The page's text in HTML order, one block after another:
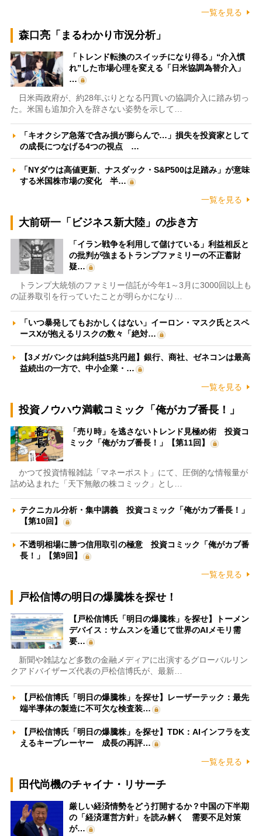
一覧を見る
森口亮「まるわかり市況分析」
「トレンド転換のスイッチになり得る」“介入慣
れ”した市場心理を変える「日米協調為替介入」
…
日米両政府が、約28年ぶりとなる円買いの協調介入に踏み切っ
た。米国も追加介入を辞さない姿勢を示して…
「キオクシア急落で含み損が膨らんで…」損失を投資家として
の成長につなげる4つの視点 …
「NYダウは高値更新、ナスダック・S&P500は足踏み」が意味
する米国株市場の変化 半…
一覧を見る
大前研一「ビジネス新大陸」の歩き方
「イラン戦争を利用して儲けている」利益相反と
の批判が強まるトランプファミリーの不正蓄財
疑…
トランプ大統領のファミリー信託が今年1～3月に3000回以上も
の証券取引を行っていたことが明らかになり…
「いつ暴発してもおかしくはない」イーロン・マスク氏とスペ
ースXが抱えるリスクの数々「絶対…
【3メガバンクは純利益5兆円超】銀行、商社、ゼネコンは最高
益続出の一方で、中小企業・…
一覧を見る
投資ノウハウ満載コミック「俺がカブ番長！」
「売り時」を逃さないトレンド見極め術 投資コ
ミック「俺がカブ番長！」【第11回】
かつて投資情報雑誌「マネーポスト」にて、圧倒的な情報量が
詰め込まれた「天下無敵の株コミック」とし…
テクニカル分析・集中講義 投資コミック「俺がカブ番長！」
【第10回】
不透明相場に勝つ信用取引の極意 投資コミック「俺がカブ番
長！」【第9回】
一覧を見る
戸松信博の明日の爆騰株を探せ！
【戸松信博氏「明日の爆騰株」を探せ】トーメン
デバイス：サムスンを通じて世界のAIメモリ需
要…
新聞や雑誌など多数の金融メディアに出演するグローバルリン
クアドバイザーズ代表の戸松信博氏が、最新…
【戸松信博氏「明日の爆騰株」を探せ】レーザーテック：最先
端半導体の製造に不可欠な検査装…
【戸松信博氏「明日の爆騰株」を探せ】TDK：AIインフラを支
えるキープレーヤー 成長の再評…
一覧を見る
田代尚機のチャイナ・リサーチ
厳しい経済情勢をどう打開するか？中国の下半期
の「経済運営方針」を読み解く 需要不足対策
が…